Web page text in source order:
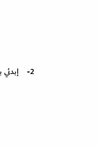
2- إبدئي بتلوين حاجبيك بقلم من نفس لونهما، فالحاجبين المرتبين يؤثران كثيراً على المكياج الخليجي.